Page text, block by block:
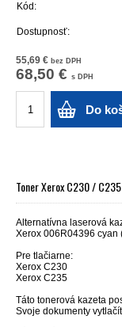
Kód:
Dostupnosť:
55,69 € bez DPH
68,50 € s DPH
Do
Toner Xerox C230 /
Alternatívna laserová
Xerox 006R04396 cyan
Pre tlačiarne:
Xerox C230
Xerox C235
Táto tonerová kazeta
Svoje dokumenty